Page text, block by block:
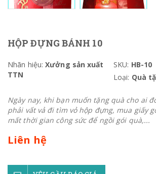
HỘP ĐỰNG BÁNH 10
Nhãn hiệu: Xưởng sản xuất
TTN
SKU: HB-10
Loại: Quà
Ngày nay, khi bạn muốn tặng quà cho ai
phải vất vả đi tìm vỏ hộp đựng, mua giấy
mất thời gian công sức để ngồi gói quà,...
Liên hệ